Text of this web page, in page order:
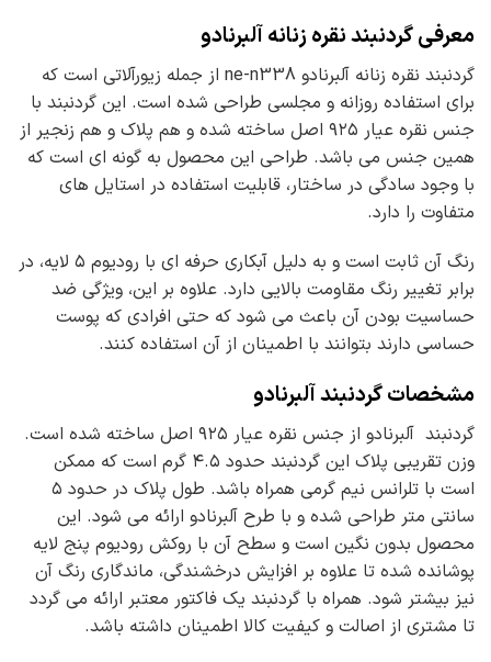
معرفی گردنبند نقره زنانه آلبرنادو
گردنبند نقره زنانه آلبرنادو ne-n338 از جمله زیورآلاتی است که
برای استفاده روزانه و مجلسی طراحی شده است. این گردنبند با
جنس نقره عیار ۹۲۵ اصل ساخته شده و هم پلاک و هم زنجیر از
همین جنس می باشد. طراحی این محصول به گونه ای است که
با وجود سادگی در ساختار، قابلیت استفاده در استایل های
متفاوت را دارد.
رنگ آن ثابت است و به دلیل آبکاری حرفه ای با رودیوم ۵ لایه، در
برابر تغییر رنگ مقاومت بالایی دارد. علاوه بر این، ویژگی ضد
حساسیت بودن آن باعث می شود که حتی افرادی که پوست
حساسی دارند بتوانند با اطمینان از آن استفاده کنند.
مشخصات گردنبند آلبرنادو
گردنبند آلبرنادو از جنس نقره عیار ۹۲۵ اصل ساخته شده است.
وزن تقریبی پلاک این گردنبند حدود ۴.۵ گرم است که ممکن
است با تلرانس نیم گرمی همراه باشد. طول پلاک در حدود ۵
سانتی متر طراحی شده و با طرح آلبرنادو ارائه می شود. این
محصول بدون نگین است و سطح آن با روکش رودیوم پنج لایه
پوشانده شده تا علاوه بر افزایش درخشندگی، ماندگاری رنگ آن
نیز بیشتر شود. همراه با گردنبند یک فاکتور معتبر ارائه می گردد
تا مشتری از اصالت و کیفیت کالا اطمینان داشته باشد.